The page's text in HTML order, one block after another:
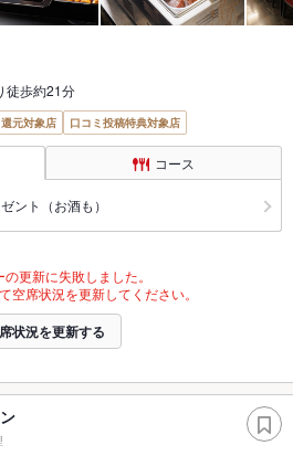
徒歩約21分
元対象店 口コミ投稿特典対象店
コース
ント（お酒も）
更新に失敗しました。
空席状況を更新してください。
状況を更新する